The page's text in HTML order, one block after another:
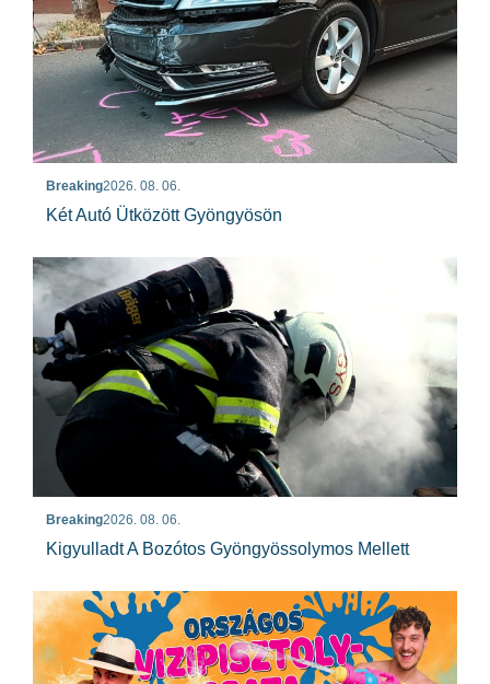
Breaking2026. 08. 06.
Két Autó Ütközött Gyöngyösön
Breaking2026. 08. 06.
Kigyulladt A Bozótos Gyöngyössolymos Mellett